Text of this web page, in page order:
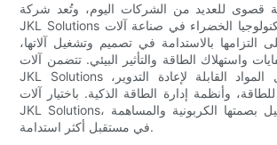
قصوى للعديد من الشركات اليوم، وتُعد شركة
JKL Solutions رائدة في تطوير التكنولوجيا الخضراء في صناعة آلات
التزامها بالاستدامة في تصميم وتشغيل آلاتها،
واستهلاك الطاقة والتأثير البيئي. تتضمن آلات
JKL Solutions ميزات مبتكرة مثل المواد القابلة لإعادة التدوير،
وأنظمة إدارة الطاقة الذكية. باختيار آلات
JKL Solutions، يُمكن للشركات تقليل بصمتها الكربونية والمساهمة
في مستقبل أكثر استدامة.